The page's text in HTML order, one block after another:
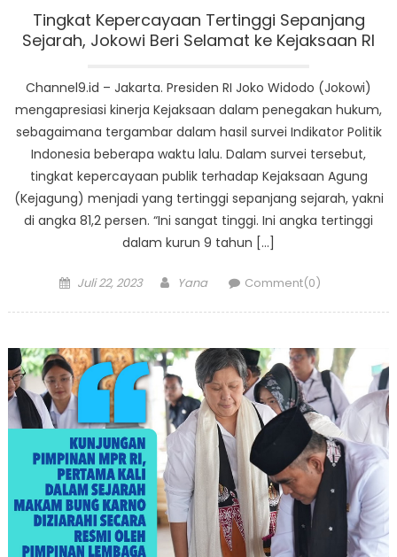
Tingkat Kepercayaan Tertinggi Sepanjang
Sejarah, Jokowi Beri Selamat ke Kejaksaan RI
Channel9.id – Jakarta. Presiden RI Joko Widodo (Jokowi)
mengapresiasi kinerja Kejaksaan dalam penegakan hukum,
sebagaimana tergambar dalam hasil survei Indikator Politik
Indonesia beberapa waktu lalu. Dalam survei tersebut,
tingkat kepercayaan publik terhadap Kejaksaan Agung
(Kejagung) menjadi yang tertinggi sepanjang sejarah, yakni
di angka 81,2 persen. “Ini sangat tinggi. Ini angka tertinggi
dalam kurun 9 tahun […]
Posted
Juli 22, 2023 Author
Yana Comment(0)